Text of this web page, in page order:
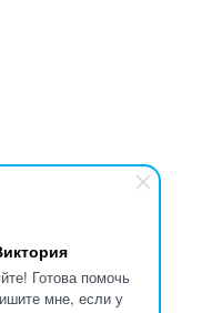
Готова помочь
мне, если у